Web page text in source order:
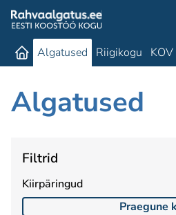
Algatused Riigikogu KOV
Algatused
Filtrid
Kiirpäringud
Praegune